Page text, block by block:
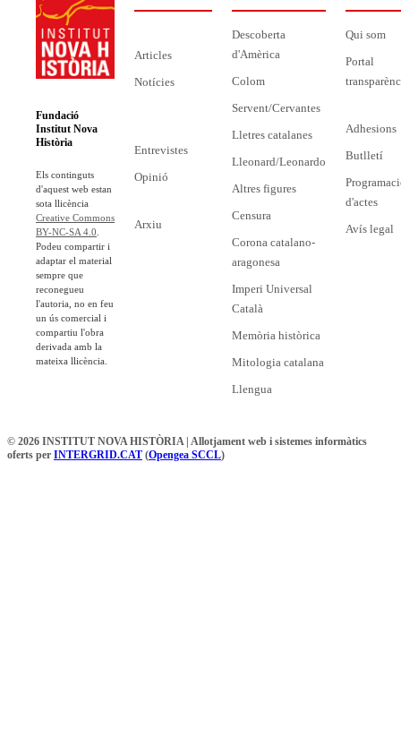
Fundació
Institut Nova
Història
Els continguts
d'aquest web estan
sota llicència
Creative Commons
BY-NC-SA 4.0
Podeu compartir i
adaptar el material
sempre que
reconegueu
l'autoria, no en feu
un ús comercial i
compartiu l'obra
derivada amb la
mateixa llicència.
Articles
Notícies
Entrevistes
Opinió
Arxiu
Descoberta
d'Amèrica
Colom
Servent/Cervantes
Lletres catalanes
Lleonard/Leonardo
Altres figures
Censura
Corona catalano-
aragonesa
Imperi Universal
Català
Memòria històrica
Mitologia catalana
Llengua
Qui som
Portal
Adhesions
Butlletí
d'actes
Avís legal
© 2026 INSTITUT NOVA HISTÒRIA | Allotjament web i sistemes informàtics
oferts per INTERGRID.CAT (Opengea SCCL)